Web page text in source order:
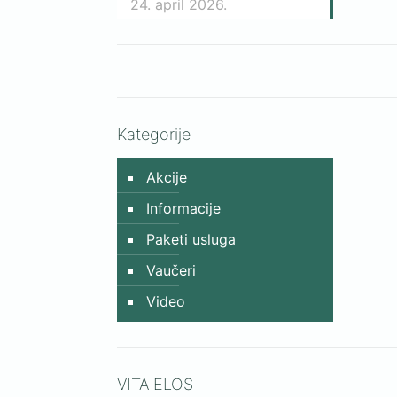
24. april 2026.
Kategorije
Akcije
Informacije
Paketi usluga
Vaučeri
Video
VITA ELOS